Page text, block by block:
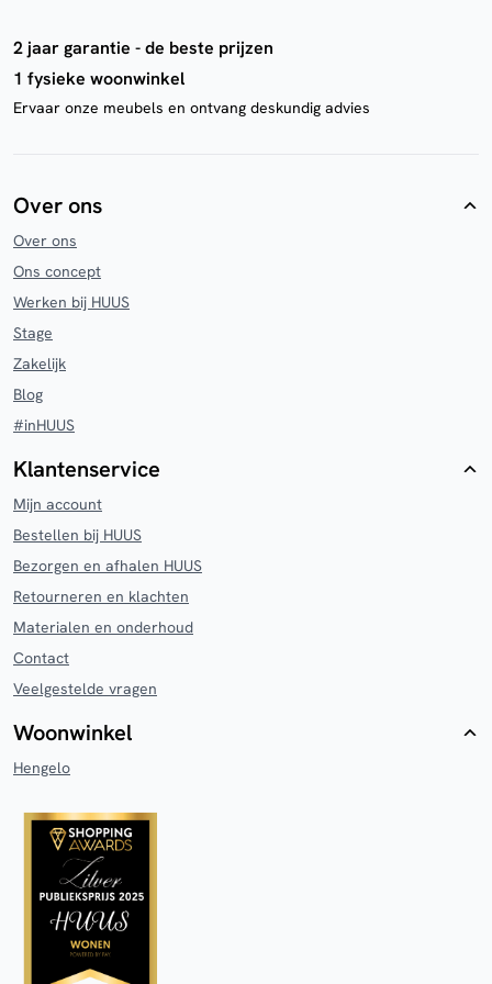
2 jaar garantie - de beste prijzen
1 fysieke woonwinkel
Ervaar onze meubels en ontvang deskundig advies
Over ons
Over ons
Ons concept
Werken bij HUUS
Stage
Zakelijk
Blog
#inHUUS
Klantenservice
Mijn account
Bestellen bij HUUS
Bezorgen en afhalen HUUS
Retourneren en klachten
Materialen en onderhoud
Contact
Veelgestelde vragen
Woonwinkel
Hengelo